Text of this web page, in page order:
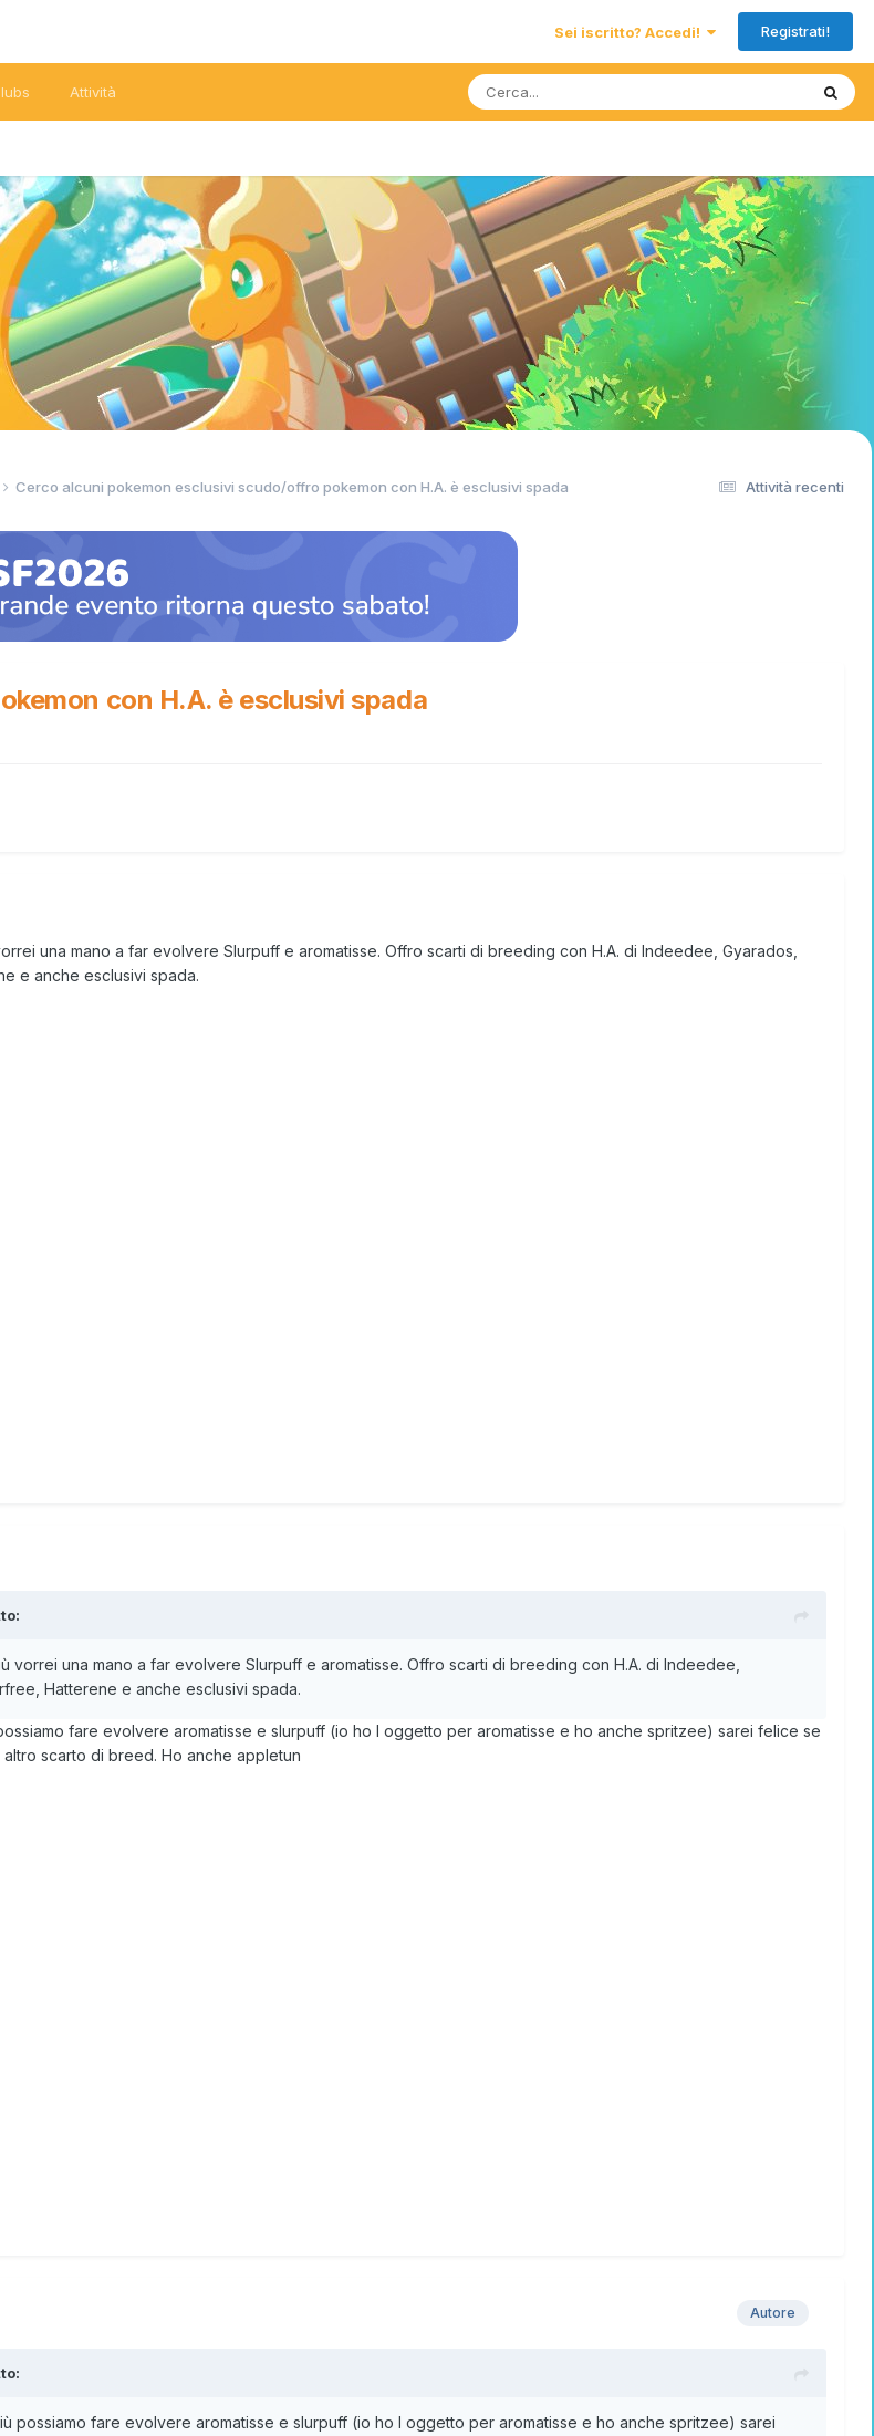
Sei iscritto? Accedi! Registrati!
Attività
Attività recenti
Cerco alcuni pokemon esclusivi scudo/offro pokemon con H.A. è esclusivi spada
con H.A. è esclusivi spada
una mano a far evolvere Slurpuff e aromatisse. Offro scarti di breeding con H.A. di Indeedee, Gyarados,
e anche esclusivi spada.
vorrei una mano a far evolvere Slurpuff e aromatisse. Offro scarti di breeding con H.A. di Indeedee,
Hatterene e anche esclusivi spada.
fare evolvere aromatisse e slurpuff (io ho l oggetto per aromatisse e ho anche spritzee) sarei felice se
scarto di breed. Ho anche appletun
Autore
possiamo fare evolvere aromatisse e slurpuff (io ho l oggetto per aromatisse e ho anche spritzee) sarei